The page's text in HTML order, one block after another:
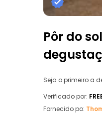
Pôr do
Seja o primeiro a
Verificado por:
Fornecido po: